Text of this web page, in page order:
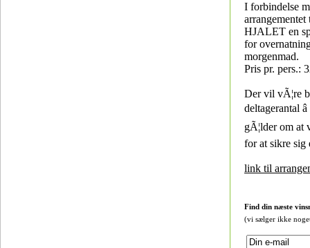
I forbindelse
HJALET en
for
morgenmad.
Pris pr. pers.:
Der vil vÃ¦re
deltagerantal
gÃ¦lder om at
for at sikre sig
link til
Find din næste
(vi sælger ikke